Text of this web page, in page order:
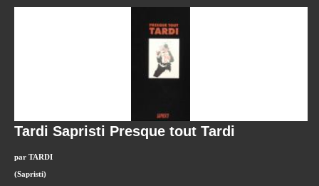
Tardi Sapristi Presque tout Tardi
par TARDI
(Sapristi)